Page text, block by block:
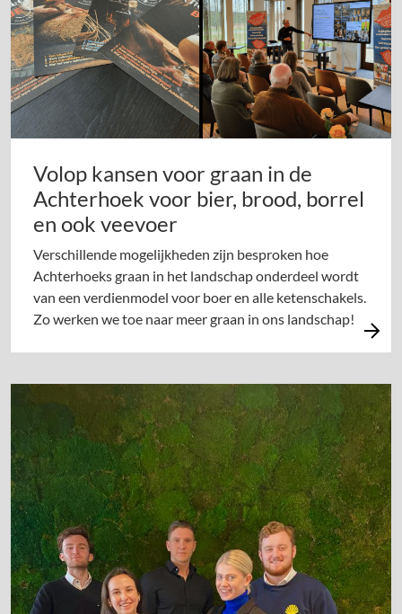
Volop kansen voor graan in de
Achterhoek voor bier, brood, borrel
en ook veevoer
Verschillende mogelijkheden zijn besproken hoe
Achterhoeks graan in het landschap onderdeel wordt
van een verdienmodel voor boer en alle ketenschakels.
Zo werken we toe naar meer graan in ons landschap!